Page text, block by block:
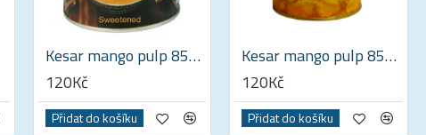
Kesar mango pulp 850 G
120Kč
Přidat do košíku
Kesar mango pulp 850 G
120Kč
Přidat do košíku